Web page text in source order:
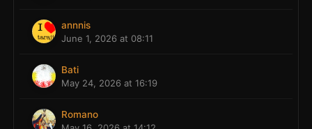
annnis
June 1, 2026 at 08:11
Bati
May 24, 2026 at 16:19
Romano